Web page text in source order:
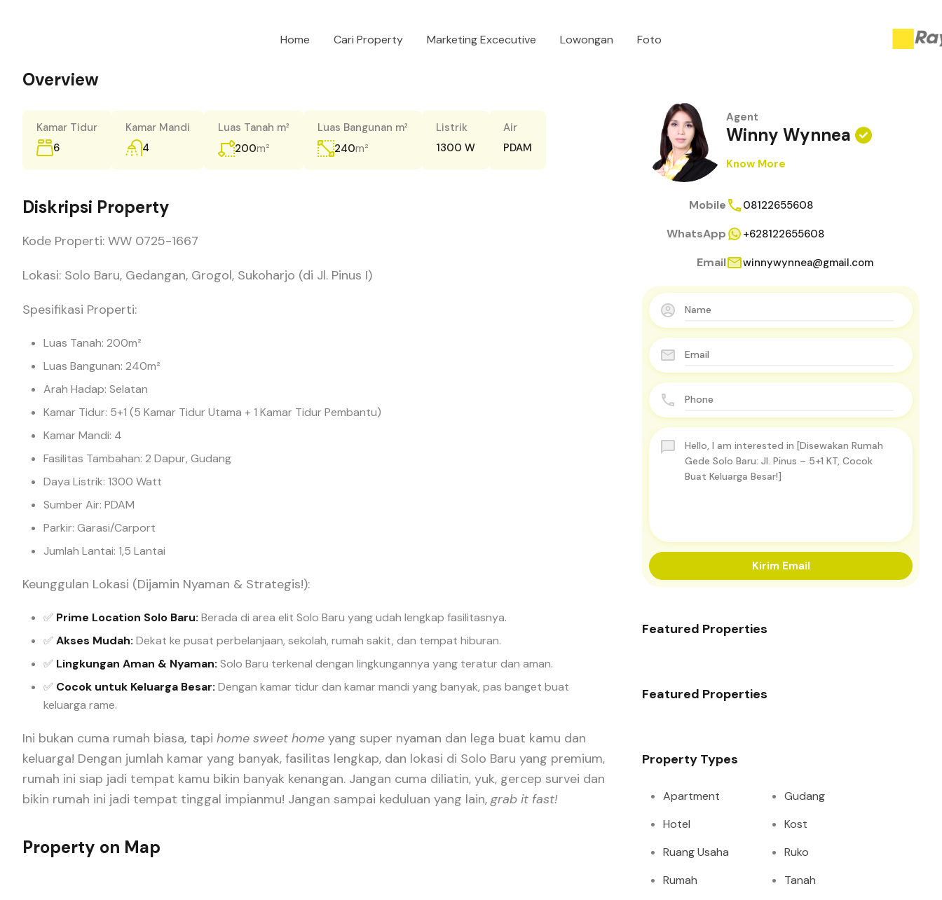
Home Cari Property Marketing Excecutive Lowongan Foto
Overview
Kamar Tidur
6
Kamar Mandi
4
Luas Tanah m²
200m²
Luas Bangunan m²
240m²
Listrik
1300 W
Air
PDAM
Diskripsi Property
Kode Properti: WW 0725-1667
Lokasi: Solo Baru, Gedangan, Grogol, Sukoharjo (di Jl. Pinus I)
Spesifikasi Properti:
Luas Tanah: 200m²
Luas Bangunan: 240m²
Arah Hadap: Selatan
Kamar Tidur: 5+1 (5 Kamar Tidur Utama + 1 Kamar Tidur Pembantu)
Kamar Mandi: 4
Fasilitas Tambahan: 2 Dapur, Gudang
Daya Listrik: 1300 Watt
Sumber Air: PDAM
Parkir: Garasi/Carport
Jumlah Lantai: 1,5 Lantai
Keunggulan Lokasi (Dijamin Nyaman & Strategis!):
✅ Prime Location Solo Baru: Berada di area elit Solo Baru yang udah lengkap fasilitasnya.
✅ Akses Mudah: Dekat ke pusat perbelanjaan, sekolah, rumah sakit, dan tempat hiburan.
✅ Lingkungan Aman & Nyaman: Solo Baru terkenal dengan lingkungannya yang teratur dan aman.
✅ Cocok untuk Keluarga Besar: Dengan kamar tidur dan kamar mandi yang banyak, pas banget buat
keluarga rame.
Ini bukan cuma rumah biasa, tapi home sweet home yang super nyaman dan lega buat kamu dan
keluarga! Dengan jumlah kamar yang banyak, fasilitas lengkap, dan lokasi di Solo Baru yang premium,
rumah ini siap jadi tempat kamu bikin banyak kenangan. Jangan cuma diliatin, yuk, gercep survei dan
bikin rumah ini jadi tempat tinggal impianmu! Jangan sampai keduluan yang lain,grab it fast!
Property on Map
Agent
Winny Wynnea
Know More
Mobile 08122655608
WhatsApp +628122655608
Email winnywynnea@gmail.com
Kirim Email
Featured Properties
Featured Properties
Property Types
Apartment
Gudang
Hotel
Kost
Ruang Usaha
Ruko
Rumah
Tanah